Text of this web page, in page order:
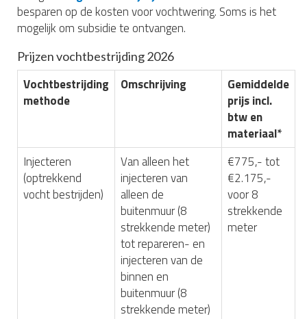
besparen op de kosten voor vochtwering. Soms is het
mogelijk om subsidie te ontvangen.
Prijzen vochtbestrijding 2026
Vochtbestrijding
methode
Omschrijving
Gemiddelde
prijs incl.
btw en
materiaal*
Injecteren
(optrekkend
vocht bestrijden)
Van alleen het
injecteren van
alleen de
buitenmuur (8
strekkende meter)
tot repareren- en
injecteren van de
binnen en
buitenmuur (8
strekkende meter)
€775,- tot
€2.175,-
voor 8
strekkende
meter